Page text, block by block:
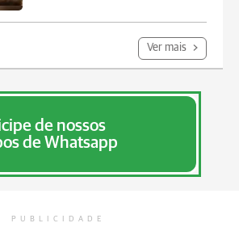
Ver mais
de nossos
de Whatsapp
PUBLICIDADE